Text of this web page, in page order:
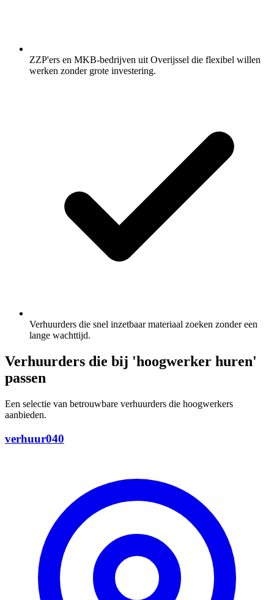
ZZP'ers en MKB-bedrijven uit Overijssel die flexibel willen
werken zonder grote investering.
Verhuurders die snel inzetbaar materiaal zoeken zonder een
lange wachttijd.
Verhuurders die bij 'hoogwerker huren'
passen
Een selectie van betrouwbare verhuurders die hoogwerkers
aanbieden.
verhuur040